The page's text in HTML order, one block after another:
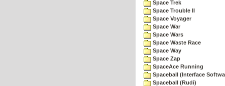
Space Trek
Space Trouble II
Space Voyager
Space War
Space Wars
Space Waste Race
Space Way
Space Zap
SpaceAce Running
Spaceball (Interface
Spaceball (Rudi)